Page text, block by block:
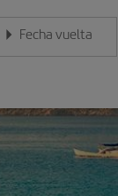
formato día/mes/año
Fecha vuelta
Introduce la fecha en